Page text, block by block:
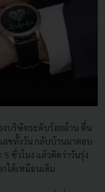
งบริษัทระดับร้อยล้าน ตื่น
ลขทั้งวัน กลับบ้านมาตอบ
ชั่วโมง แล้วคิดว่าวันรุ่ง
ได้เหมือนเดิม